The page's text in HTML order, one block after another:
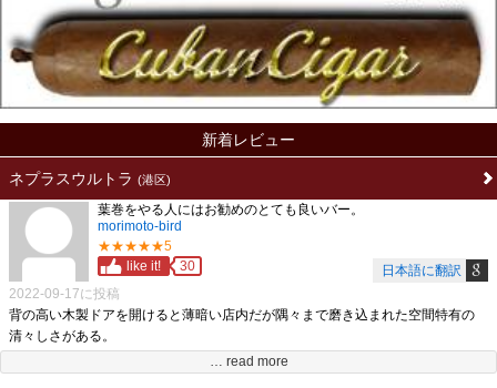
新着レビュー
ネプラスウルトラ (港区)
日本語に翻訳
葉巻をやる人にはお勧めのとても良いバー。
morimoto-bird
★★★★★5
like it!
30
2022-09-17に投稿
背の高い木製ドアを開けると薄暗い店内だが隅々まで磨き込まれた空間特有の
清々しさがある。
店の間口は狭いが奥行きのある造りでその奥行き分程もある長いカウンターが迎
えてくれる。
… read more